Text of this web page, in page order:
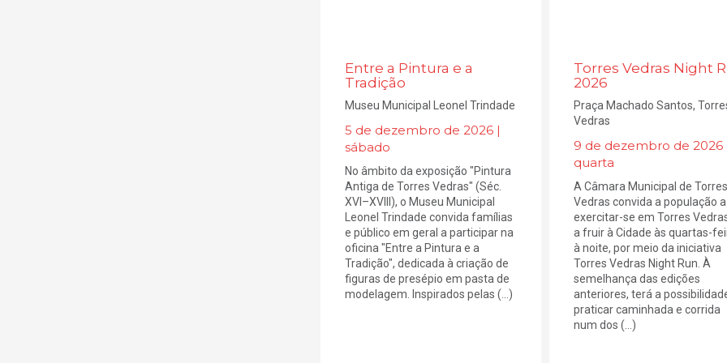
Entre a Pintura e a
Tradição
Museu Municipal Leonel Trindade
5 de dezembro de 2026 |
sábado
No âmbito da exposição "Pintura
Antiga de Torres Vedras" (Séc.
XVI–XVIII), o Museu Municipal
Leonel Trindade convida famílias
e público em geral a participar na
oficina "Entre a Pintura e a
Tradição", dedicada à criação de
figuras de presépio em pasta de
modelagem. Inspirados pelas (...)
Torres Vedras Night
2026
Praça Machado Santos,
Vedras
9 de dezembro de 2026
quarta
A Câmara Municipal de Torres
Vedras convida a população a
exercitar-se em Torres
a fruir à Cidade às quartas-
à noite, por meio da iniciativa
Torres Vedras Night Run. À
semelhança das edições
anteriores, terá a
praticar caminhada e corrida
num dos (...)